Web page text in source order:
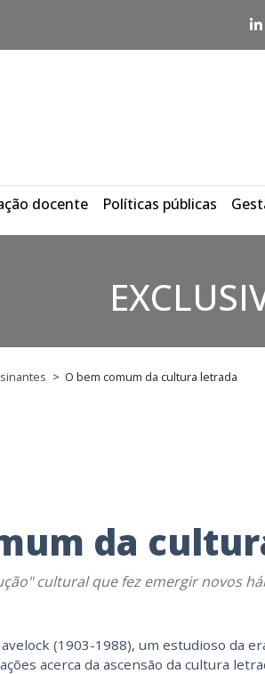
docente Políticas públicas
> O bem comum da cultura letrada
da
cultural que fez emergir novos
(1903-1988), um estudioso da
acerca da ascensão da cultura